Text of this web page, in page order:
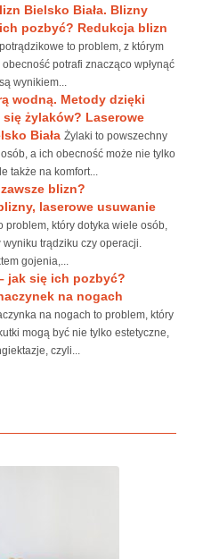
Bielsko Biała. Blizny
pozbyć? Redukcja blizn
to problem, z którym
potrafi znacząco wpłynąć
wynikiem...
wodną. Metody dzięki
żylaków? Laserowe
Biała Żylaki to powszechny
a ich obecność może nie tylko
także na komfort...
blizn?
laserowe usuwanie
problem, który dotyka wiele osób,
trądziku czy operacji.
gojenia,...
jak się ich pozbyć?
na nogach
na nogach to problem, który
mogą być nie tylko estetyczne,
czyli...